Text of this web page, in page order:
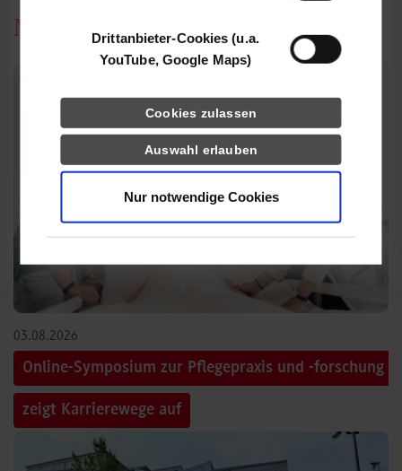
Drittanbieter-Cookies (u.a.
YouTube, Google Maps)
Cookies zulassen
Auswahl erlauben
Nur notwendige Cookies
News
03.08.2026
Online-Symposium zur Pflegepraxis und -forschung
zeigt Karrierewege auf